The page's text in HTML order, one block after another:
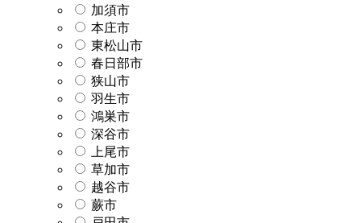
加須市
本庄市
東松山市
春日部市
狭山市
羽生市
鴻巣市
深谷市
上尾市
草加市
越谷市
蕨市